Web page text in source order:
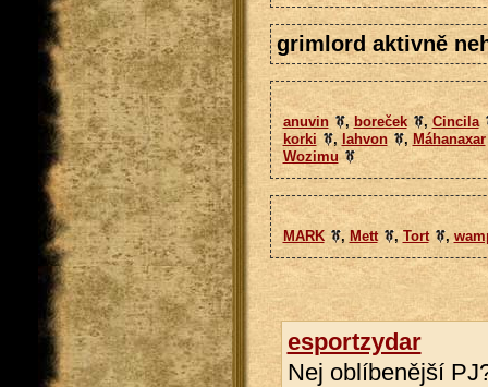
grimlord aktivně
anuvin , boreček , Cincila
korki
, lahvon , Máhanaxar
Wozimu
MARK , Mett , Tort ,
esportzydar
Nej oblíbenější